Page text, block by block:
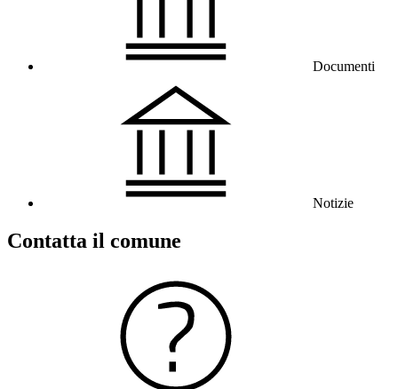
Documenti
Notizie
Contatta il comune